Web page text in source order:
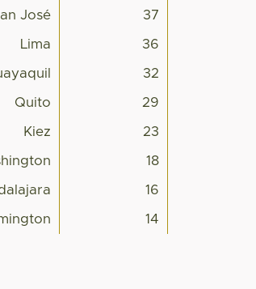
José 37
Lima 36
32
Quito 29
Kiez 23
18
16
14